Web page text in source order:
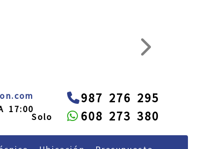
administracion
alquileon.com
17:00
987 276 295
608 273 380